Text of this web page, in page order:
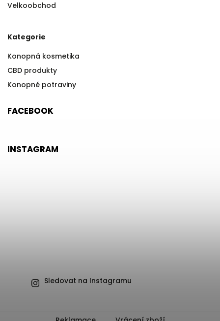
Velkoobchod
Kategorie
Konopná kosmetika
CBD produkty
Konopné potraviny
FACEBOOK
INSTAGRAM
Sledovat na Instagramu